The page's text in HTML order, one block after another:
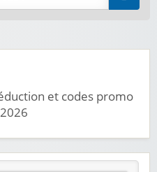
et codes promo